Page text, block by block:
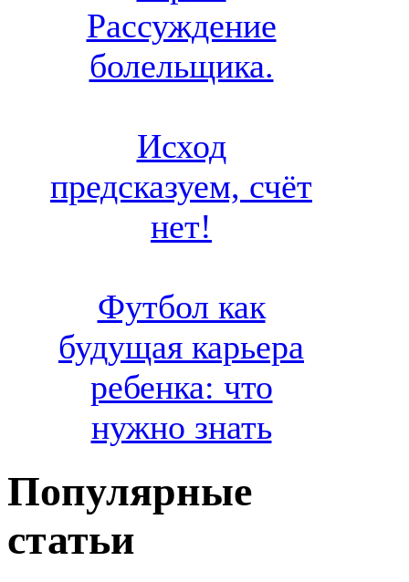
Рассуждение
болельщика.
Исход
предсказуем, счёт
нет!
Футбол как
будущая карьера
ребенка: что
нужно знать
Популярные
статьи